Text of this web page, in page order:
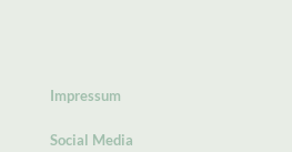
Impressum
Social Media